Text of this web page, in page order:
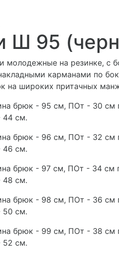
Ш 95
молодежные на резинке, с
карманами по
на широких притачных
брюк - 95 см, ПОт - 30 см
44 см.
брюк - 96 см, ПОт - 32 см
46 см.
брюк - 97 см, ПОт - 34 см
48 см.
брюк - 98 см, ПОт - 36 см
50 см.
брюк - 99 см, ПОт - 38 см
52 см.